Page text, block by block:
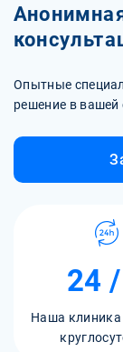
Опытные
решение в вашей
24
Наша клиника